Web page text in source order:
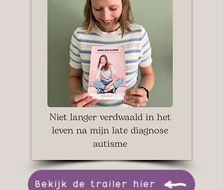
Bekijk de trailer hier